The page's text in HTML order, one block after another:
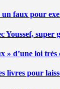
faux pour
Youssef, super
» d’une loi
livres pour